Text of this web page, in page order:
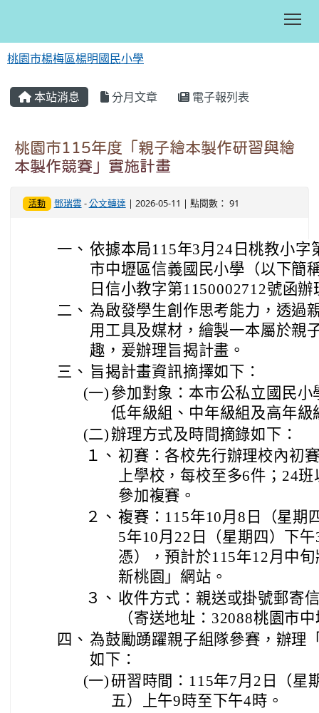
桃園市楊梅區楊明國民小學
本站消息 分月文章 電子報列表
桃園市115年度「親子繪本製作研習與繪
本製作競賽」實施計畫
活動 鄧瑞雲 -公文轉達 | 2026-05-11 | 點閱數： 91
一、 依據本局115年3月24日桃教小字
市中壢區信義國民小學（以下簡
日信小教字第1150002712號函辦
二、 為啟發學生創作思考能力，透過
用工具及媒材，繪製一本屬於親
趣，爰辦理旨揭計畫。
三、 旨揭計畫資訊摘擇如下：
(一) 參加對象：本市公私立國民
低年級組、中年級組及高年級
(二)辦理方式及時間摘錄如下：
１、 初賽：各校先行辦理校內初
上學校，每校至多6件；24
參加複賽。
２、 複賽：115年10月8日（星期
5年10月22日（星期四）下
憑），預計於115年12月中
新桃園」網站。
３、 收件方式：親送或掛號郵寄
（寄送地址：32088桃園市
四、 為鼓勵踴躍親子組隊參賽，辦理
如下：
(一)研習時間：115年7月2日（星
五）上午9時至下午4時。